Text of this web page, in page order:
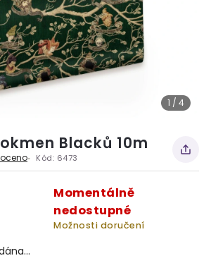
1 / 4
Blacků 10m
Kód: 6473
Momentálně
nedostupné
Možnosti doručení